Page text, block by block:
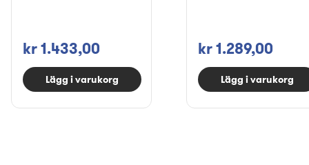
kr 1.433,00
Lägg i varukorg
kr 1.289,00
Lägg i varukorg